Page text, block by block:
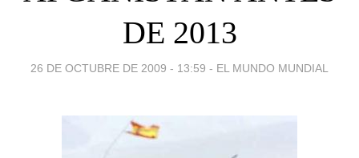
DE 2013
26 DE OCTUBRE DE 2009 - 13:59 - EL MUNDO MUNDIAL